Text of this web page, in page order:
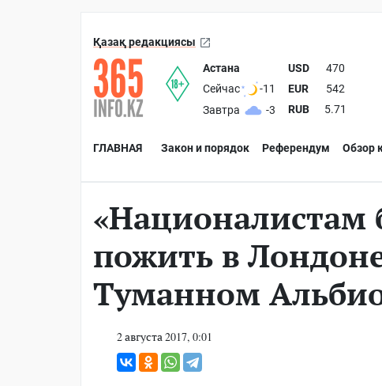
Қазақ редакциясы
Астана
Сейчас
-11
Завтра
-3
USD
470
EUR
542
RUB
5.71
ГЛАВНАЯ Закон и порядок Референдум Обзор
«Националистам
пожить в
Туманном
2 августа 2017, 0:01